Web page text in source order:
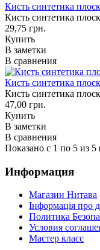
Кисть синтетика
Кисть синтетика
29,75 грн.
Купить
В заметки
В сравнения
Кисть синтетика
Кисть синтетика
47,00 грн.
Купить
В заметки
В сравнения
Показано с 1 по 5 из 5
Информация
Магазин Нитава
Інформація про
Политика
Условия
Мастер класс